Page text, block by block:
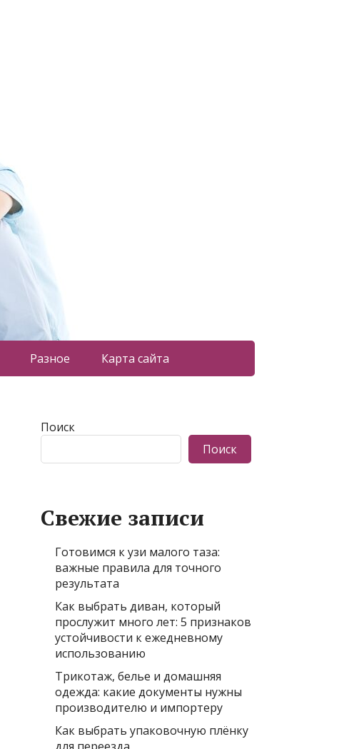
Разное Карта сайта
Поиск
Поиск
Свежие записи
Готовимся к узи малого таза:
важные правила для точного
результата
Как выбрать диван, который
прослужит много лет: 5 признаков
устойчивости к ежедневному
использованию
Трикотаж, белье и домашняя
одежда: какие документы нужны
производителю и импортеру
Как выбрать упаковочную плёнку